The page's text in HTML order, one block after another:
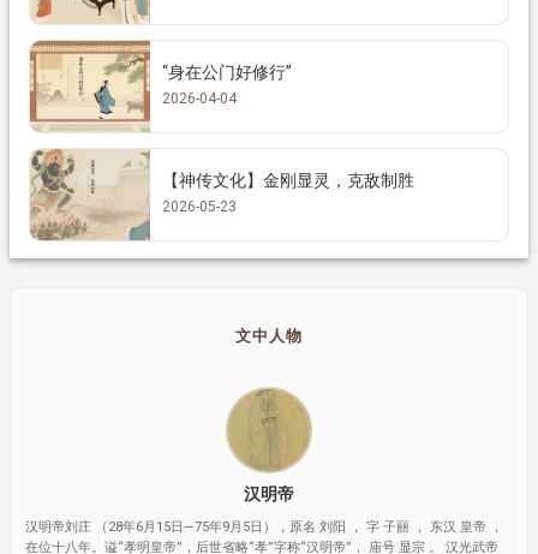
“身在公门好修行”
2026-04-04
【神传文化】金刚显灵，克敌制胜
2026-05-23
文中人物
汉明帝
汉明帝刘庄 （28年6月15日—75年9月5日），原名 刘阳 ， 字 子丽 ， 东汉 皇帝 ，
在位十八年。谥“孝明皇帝”，后世省略“孝”字称“汉明帝”， 庙号 显宗 。 汉光武帝